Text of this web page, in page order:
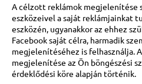
A célzott reklámok megjelenítése
eszközeivel a saját reklámjainkat
eszközén, ugyanakkor az ehhez
Facebook saját célra, harmadik
megjelenítéséhez is felhasználja.
megjelenítése az Ön böngészési
érdeklődési köre alapján történik.